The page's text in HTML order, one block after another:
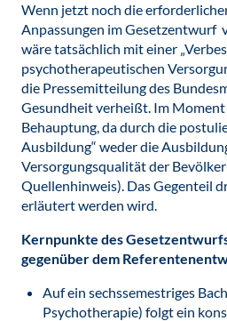
Wenn jetzt noch die
Anpassungen im Gesetzentwurf
wäre tatsächlich mit einer
psychotherapeutischen
die Pressemitteilung des
Gesundheit verheißt. Im Moment
Behauptung, da durch die
Ausbildung“ weder die
Versorgungsqualität der
Quellenhinweis). Das Gegenteil
erläutert werden wird.
Kernpunkte des
gegenüber dem
Auf ein sechssemestriges
Psychotherapie) folgt ein